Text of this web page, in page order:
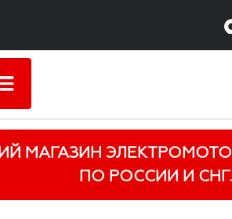
МАГАЗИН
ПО РОССИИ И СНГ.